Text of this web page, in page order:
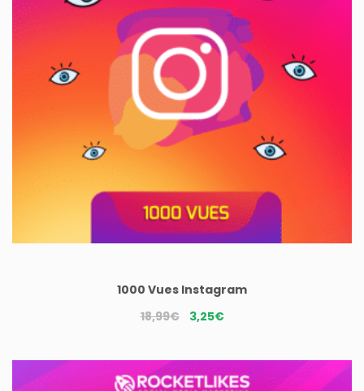
1000 Vues Instagram
18,99€ Le
initial
était :
3,25€Le
actuel
est :